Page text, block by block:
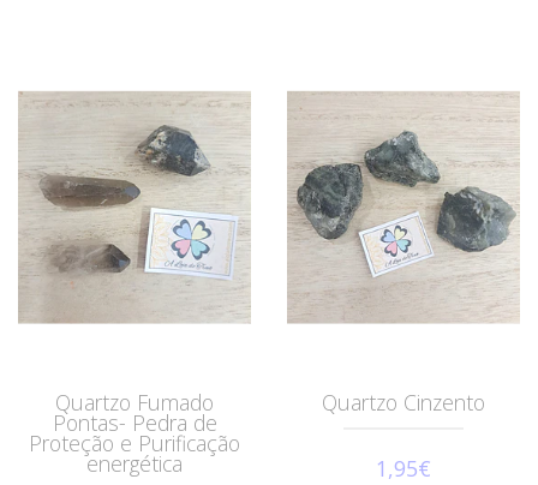
Quartzo Fumado
Pontas- Pedra de
Proteção e Purificação
energética
Quartzo Cinzento
1,95€